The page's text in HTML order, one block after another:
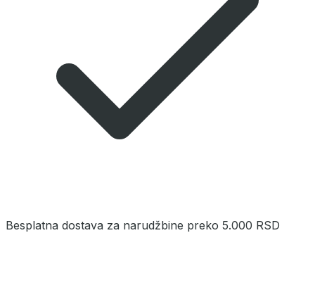
Besplatna dostava za narudžbine preko 5.000 RSD